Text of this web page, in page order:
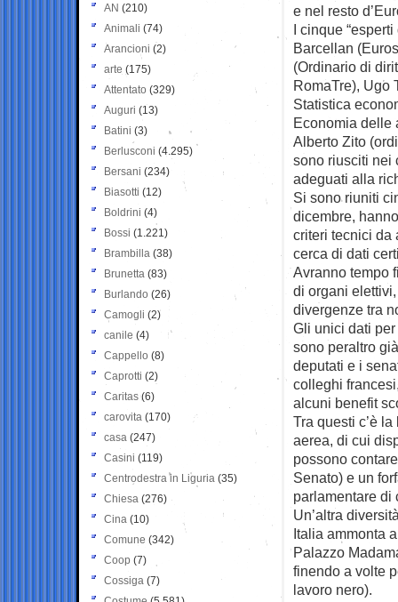
e nel resto
I cinque
Barcellan
(Ordinario di
RomaTre), Ugo
Statistica
Economia delle
Alberto Zito
sono riusciti nei
adeguati alla
Si sono riuniti
dicembre,
criteri tecnici da
cerca di dati
Avranno tempo
di organi
divergenze tra
Gli unici dati
sono peraltro
deputati e i
colleghi
alcuni benefit
Tra questi c’è
aerea, di cui
possono
Senato) e un
parlamentare di
Un’altra
Italia ammonta
Palazzo
finendo a volte
lavoro nero).
AN (210)
Animali (74)
Arancioni (2)
arte (175)
Attentato (329)
Auguri (13)
Batini (3)
Berlusconi (4.295)
Bersani (234)
Biasotti (12)
Boldrini (4)
Bossi (1.221)
Brambilla (38)
Brunetta (83)
Burlando (26)
Camogli (2)
canile (4)
Cappello (8)
Caprotti (2)
Caritas (6)
carovita (170)
casa (247)
Casini (119)
Centrodestra in Liguria (35)
Chiesa (276)
Cina (10)
Comune (342)
Coop (7)
Cossiga (7)